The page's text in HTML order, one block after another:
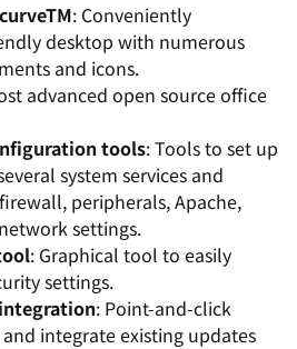
TM: Conveniently
desktop with numerous
and icons.
advanced open source office
tools: Tools to set up
system services and
peripherals, Apache,
settings.
: Graphical tool to easily
settings.
: Point-and-click
integrate existing updates